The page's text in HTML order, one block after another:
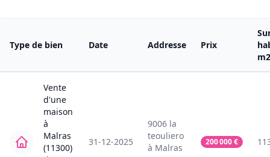
Type de bien Date Addresse Prix
m2
Vente
d'une
maison
à
Malras
(11300)
31-12-2025
9006 la
teouliero
à Malras
200 000€